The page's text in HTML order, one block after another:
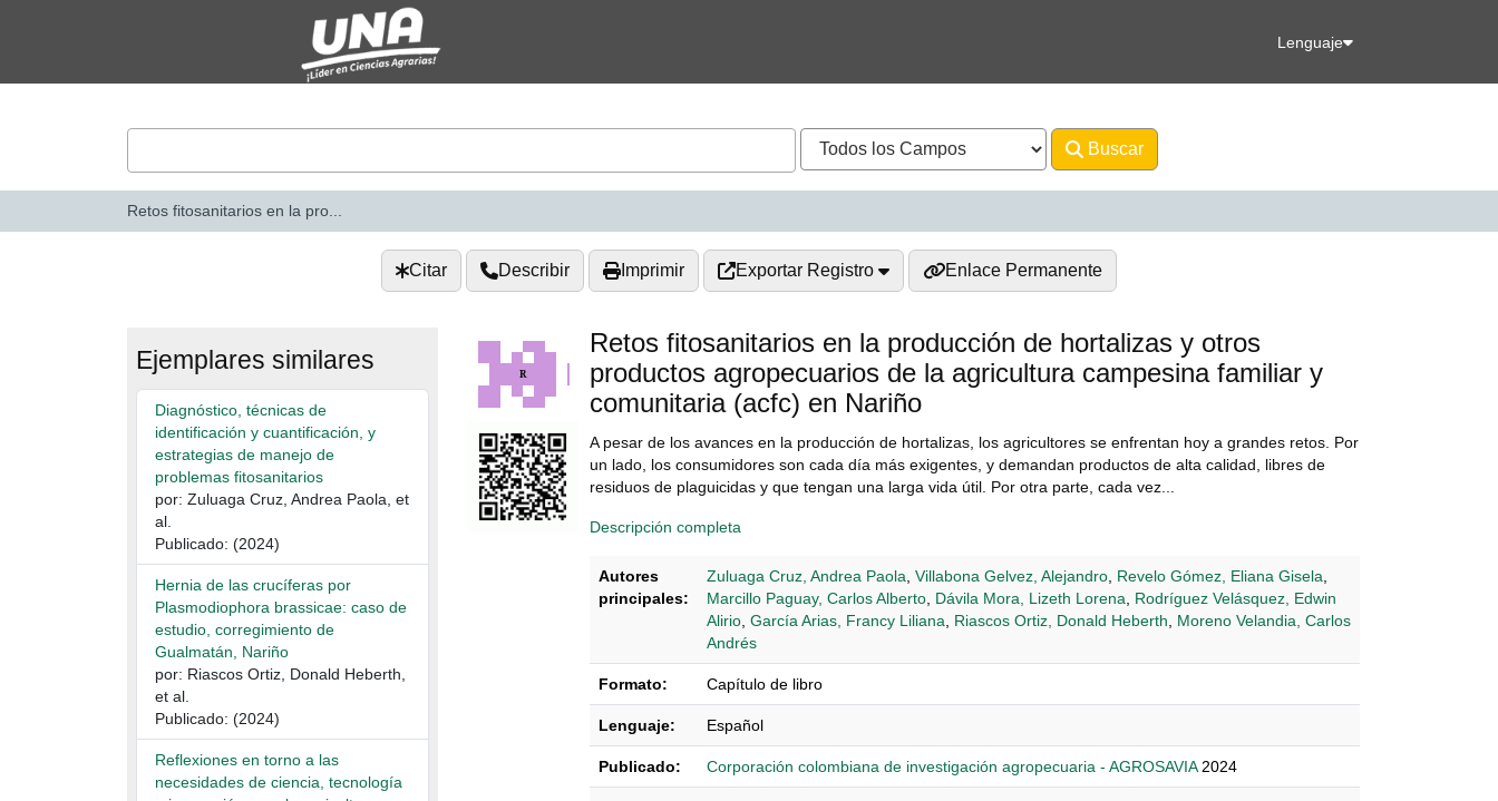
Lenguaje
Buscar
Retos fitosanitarios en la pro...
Citar Describir Imprimir Exportar Registro Enlace Permanente
Retos fitosanitarios en la producción de hortalizas y otros
productos agropecuarios de la agricultura campesina familiar y
comunitaria (acfc) en Nariño
A pesar de los avances en la producción de hortalizas, los agricultores se enfrentan hoy a grandes retos. Por
un lado, los consumidores son cada día más exigentes, y demandan productos de alta calidad, libres de
residuos de plaguicidas y que tengan una larga vida útil. Por otra parte, cada vez...
Descripción completa
Autores
principales:
Zuluaga Cruz, Andrea Paola, Villabona Gelvez, Alejandro, Revelo Gómez, Eliana Gisela,
Marcillo Paguay, Carlos Alberto, Dávila Mora, Lizeth Lorena, Rodríguez Velásquez, Edwin
Alirio, García Arias, Francy Liliana, Riascos Ortiz, Donald Heberth, Moreno Velandia, Carlos
Andrés
Formato: Capítulo de libro
Lenguaje: Español
Publicado: Corporación colombiana de investigación agropecuaria - AGROSAVIA 2024
Ejemplares similares
Diagnóstico, técnicas de
identificación y cuantificación, y
estrategias de manejo de
problemas fitosanitarios
por: Zuluaga Cruz, Andrea Paola, et
al.
Publicado: (2024)
Hernia de las crucíferas por
Plasmodiophora brassicae: caso de
estudio, corregimiento de
Gualmatán, Nariño
por: Riascos Ortiz, Donald Heberth,
et al.
Publicado: (2024)
Reflexiones en torno a las
necesidades de ciencia, tecnología